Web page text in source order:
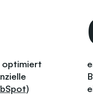
optimiert
)